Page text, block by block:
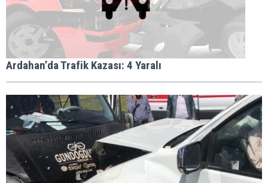
Ardahan’da Trafik Kazası: 4 Yaralı